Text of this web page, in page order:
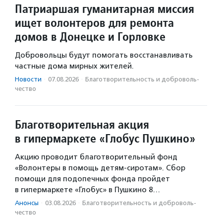
Патриаршая гуманитарная миссия
ищет волонтеров для ремонта
домов в Донецке и Горловке
Добровольцы будут помогать восстанавливать
частные дома мирных жителей.
Новости · 07.08.2026 · Благотвори­тель­ность и доброволь­
чест­во
Благотворительная акция
в гипермаркете «Глобус Пушкино»
Акцию проводит благотворительный фонд
«Волонтеры в помощь детям-сиротам». Сбор
помощи для подопечных фонда пройдет
в гипермаркете «Глобус» в Пушкино 8…
Анонсы · 03.08.2026 · Благотвори­тель­ность и доброволь­
чест­во